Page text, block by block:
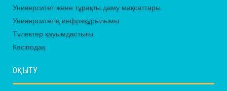
Университет және тұрақты даму мақсаттары
Университетің инфрақұрылымы
Түлектер қауымдастығы
Кәсіподақ
ОҚЫТУ